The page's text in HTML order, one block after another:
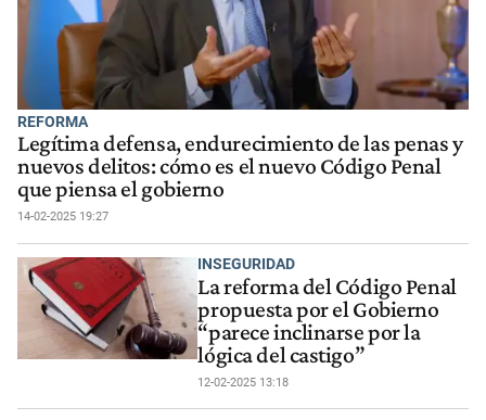
REFORMA
Legítima defensa, endurecimiento de las penas y
nuevos delitos: cómo es el nuevo Código Penal
que piensa el gobierno
14-02-2025 19:27
INSEGURIDAD
La reforma del Código Penal
propuesta por el Gobierno
“parece inclinarse por la
lógica del castigo”
12-02-2025 13:18